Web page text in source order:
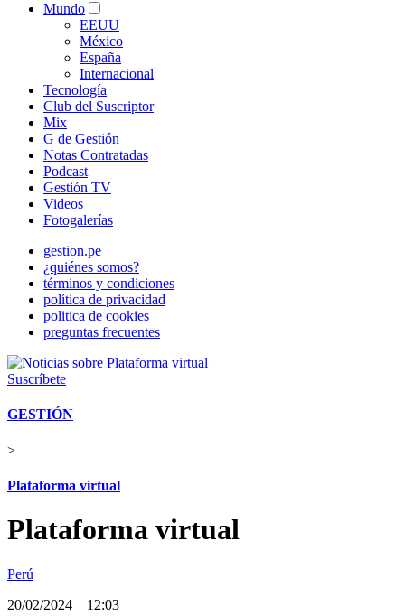
Mundo
EEUU
México
España
Internacional
Tecnología
Club del Suscriptor
Mix
G de Gestión
Notas Contratadas
Podcast
Gestión TV
Videos
Fotogalerías
gestion.pe
¿quiénes somos?
términos y condiciones
política de privacidad
politica de cookies
preguntas frecuentes
Suscríbete
GESTIÓN
>
Plataforma virtual
Plataforma virtual
Perú
20/02/2024
12:03